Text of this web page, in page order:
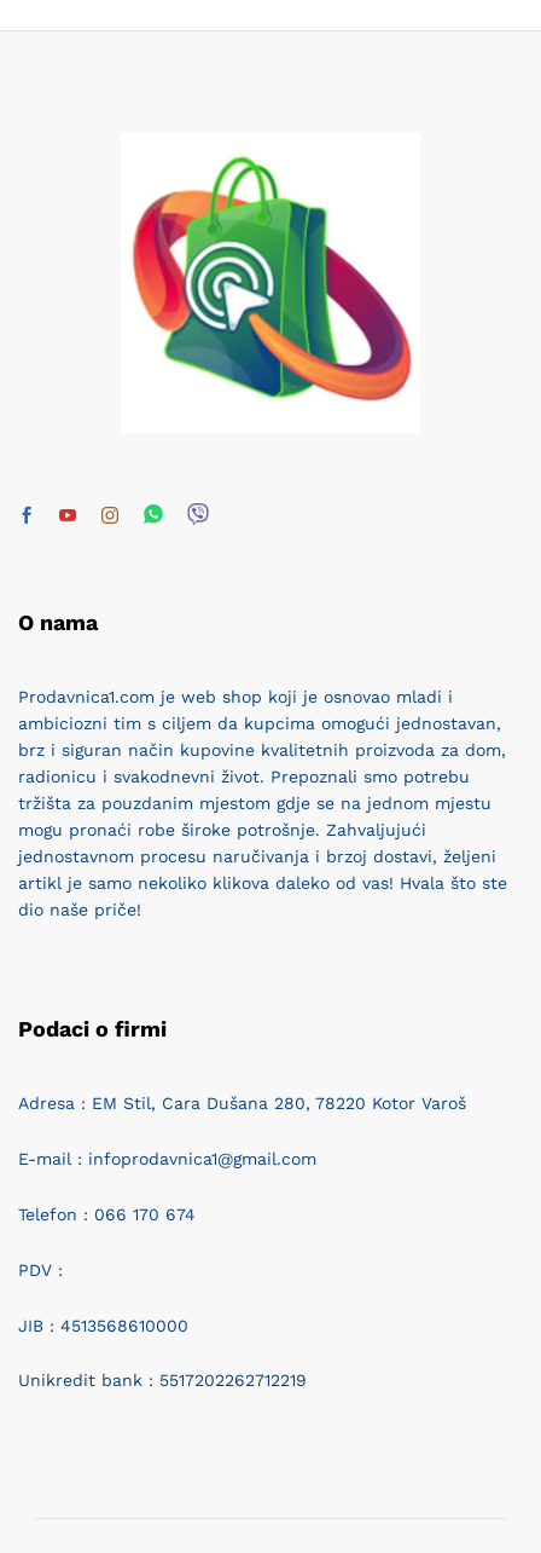
O nama
Prodavnica1.com je web shop koji je osnovao mladi i
ambiciozni tim s ciljem da kupcima omogući jednostavan,
brz i siguran način kupovine kvalitetnih proizvoda za dom,
radionicu i svakodnevni život. Prepoznali smo potrebu
tržišta za pouzdanim mjestom gdje se na jednom mjestu
mogu pronaći robe široke potrošnje. Zahvaljujući
jednostavnom procesu naručivanja i brzoj dostavi, željeni
artikl je samo nekoliko klikova daleko od vas! Hvala što ste
dio naše priče!
Podaci o firmi
Adresa : EM Stil, Cara Dušana 280, 78220 Kotor Varoš
E-mail : infoprodavnica1@gmail.com
Telefon : 066 170 674
PDV :
JIB : 4513568610000
Unikredit bank : 5517202262712219